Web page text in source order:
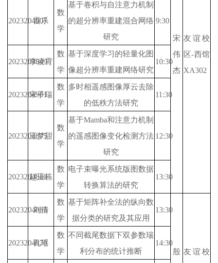
宋
伟
杰
友谊校
区-西馆
XA302
2023204907
雷乐
数
学
基于卷积与自注意力机制
的超分辨率重建混合网络
研究
9:30
2023204849
李凌霄
数
学
基于深度学习的轻量化图
像超分辨率重建网络研究
10:30
2023204901
宋子瑞
数
学
多时相遥感图像厚云去除
的低秩方法研究
11:30
2023204875
王梦甜
数
学
基于Mamba和注意力机制
的遥感图像变化检测方法
研究
12:30
2023204846
赵玉栋
数
学
电子束曝光系统版图数据
转换算法的研究
13:30
2023204865
刘倩
数
学
基于矩阵补全法的纵向数
据分类的研究及其应用
13:30
殷 友谊校
2023204870
孔瑶
数
学
不同截尾数据下双参数瑞
利分布的统计推断
14:30